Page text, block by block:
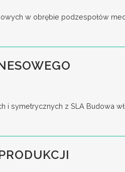
w obrębie podzespołów
z SLA Budowa